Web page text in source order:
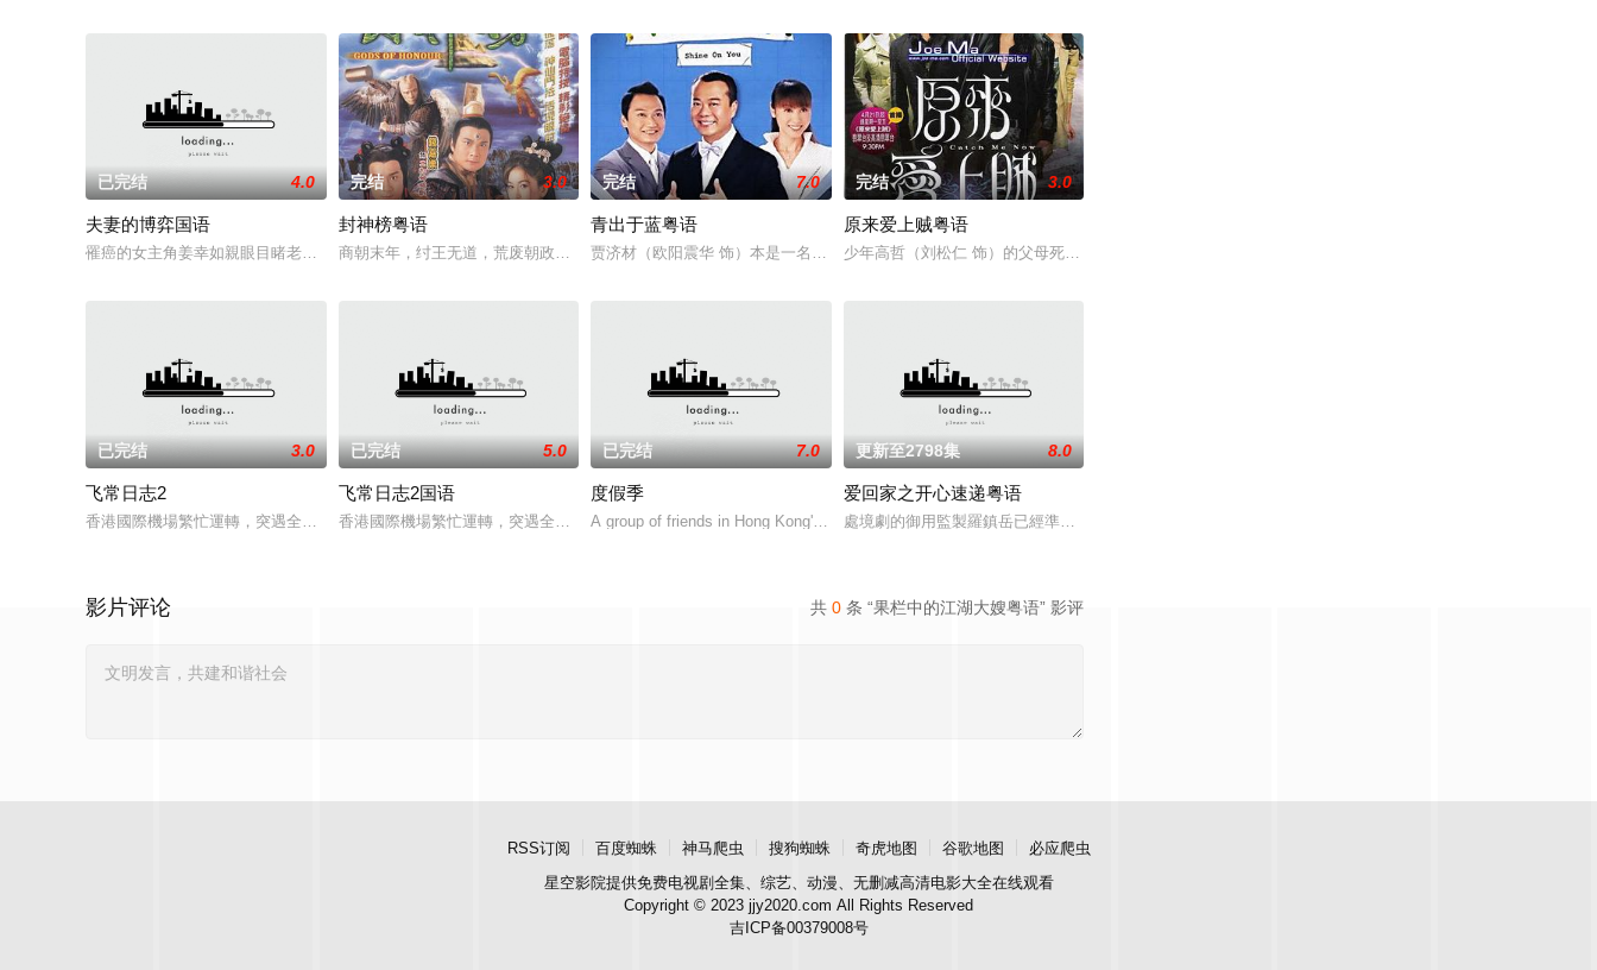
已完结 4.0
夫妻的博弈国语
罹癌的女主角姜幸如親眼目睹老公和她唯一的閨蜜的姦情，慘遭兩人狠下毒手。坎坷的她竟然「死而復生」，奇
完结 3.0
封神榜粤语
商朝末年，纣王无道，荒废朝政，民不聊生。商朝四大名将之一李靖（元华饰）之妻殷十娘（苑琼丹饰）产子，
完结 7.0
青出于蓝粤语
贾济材（欧阳震华 饰）本是一名商界精英，但受老板所托极不愿意出任由老板出资兴建的一所九流学校的校长
完结 3.0
原来爱上贼粤语
少年高哲（刘松仁 饰）的父母死于一栋工厂大厦的一次火灾，痛不欲生的他无意中得知原来此次火灾乃城中巨
已完结 3.0
飞常日志2
香港國際機場繁忙運轉，突遇全球系統故障而出現混亂，客運大樓及旅客體驗總經理楊尚偉與夥伴呂芷珊、陳杰
已完结 5.0
飞常日志2国语
香港國際機場繁忙運轉，突遇全球系統故障而出現混亂，客運大樓及旅客體驗總經理楊尚偉與夥伴呂芷珊、陳杰
已完结 7.0
度假季
A group of friends in Hong Kong's elite boati
更新至2798集 8.0
爱回家之开心速递粤语
處境劇的御用監製羅鎮岳已經準備開拍新一套處境劇，暫定叫《愛．回家之開心速遞》，「過往的處境劇都是
共 0 条 “果栏中的江湖大嫂粤语” 影评
影片评论
RSS订阅 百度蜘蛛 神马爬虫 搜狗蜘蛛 奇虎地图 谷歌地图
必应爬虫
星空影院提供免费电视剧全集、综艺、动漫、无删减高清电影大全在线观看
Copyright © 2023 jjy2020.com All Rights Reserved
吉ICP备00379008号